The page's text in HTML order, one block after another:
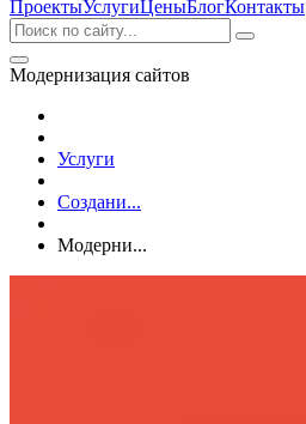
ПроектыУслугиЦеныБлогКонтакты
Модернизация сайтов
Услуги
Создани...
Модерни...